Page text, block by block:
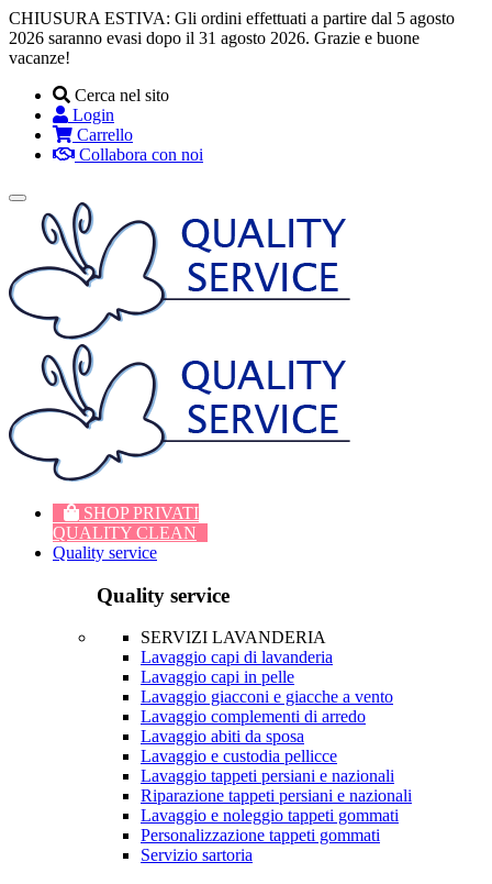
CHIUSURA ESTIVA: Gli ordini effettuati a partire dal 5 agosto
2026 saranno evasi dopo il 31 agosto 2026. Grazie e buone
vacanze!
Cerca nel sito
Login
Carrello
Collabora con noi
Toggle
navigation
SHOP PRIVATI
QUALITY CLEAN
Quality service
Quality service
SERVIZI LAVANDERIA
Lavaggio capi di lavanderia
Lavaggio capi in pelle
Lavaggio giacconi e giacche a vento
Lavaggio complementi di arredo
Lavaggio abiti da sposa
Lavaggio e custodia pellicce
Lavaggio tappeti persiani e nazionali
Riparazione tappeti persiani e nazionali
Lavaggio e noleggio tappeti gommati
Personalizzazione tappeti gommati
Servizio sartoria